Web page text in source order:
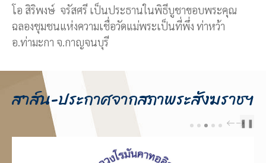
โอ สิริพงษ์ จรัสศรี เป็นประธานในพิธีบูชาขอบพระคุณ
ฉลองชุมชนแห่งความเชื่อวัดแม่พระเป็นที่พึ่ง ท่าหว้า
อ.ท่ามะกา จ.กาญจนบุรี
สาส์น-ประกาศจากสภาพระสังฆราชฯ
PREV
NEXT
❚❚